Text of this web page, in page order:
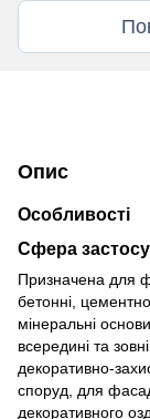
Опис
Особливості
Сфера
Призначена для
бетонні,
мінеральні
всередині та
декоративно-
споруд, для
декоративного